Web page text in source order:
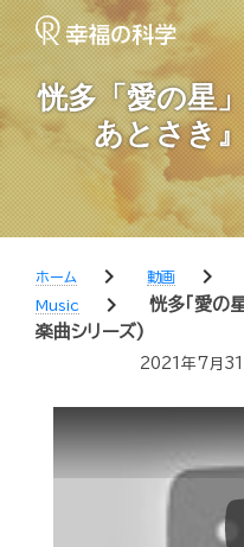
恍多「愛の星
あとさき
ホーム chevron_right 動画 chevron_right
Music
chevron_right
恍多「愛の
楽曲シリーズ)
2021年7月31